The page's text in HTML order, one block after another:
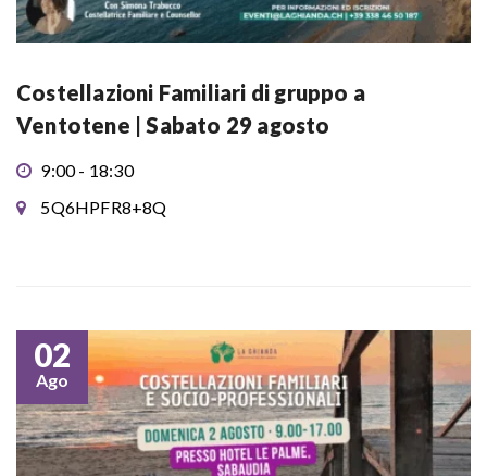
Costellazioni Familiari di gruppo a
Ventotene | Sabato 29 agosto
9:00 - 18:30
5Q6HPFR8+8Q
02
Ago